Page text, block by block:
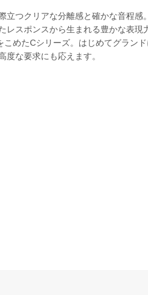
立つクリアな分離感と確かな音程感
レスポンスから生まれる豊かな表現
こめたCシリーズ。はじめてグラン
度な要求にも応えます。